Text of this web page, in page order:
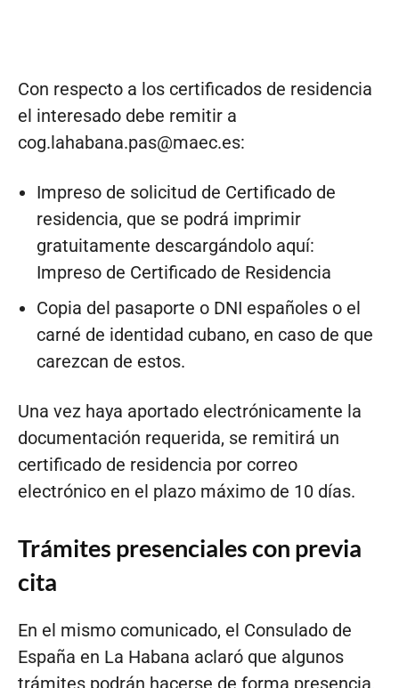
Con respecto a los certificados de residencia
el interesado debe remitir a
cog.lahabana.pas@maec.es:
Impreso de solicitud de Certificado de
residencia, que se podrá imprimir
gratuitamente descargándolo aquí:
Impreso de Certificado de Residencia
Copia del pasaporte o DNI españoles o el
carné de identidad cubano, en caso de que
carezcan de estos.
Una vez haya aportado electrónicamente la
documentación requerida, se remitirá un
certificado de residencia por correo
electrónico en el plazo máximo de 10 días.
Trámites presenciales con previa
cita
En el mismo comunicado, el Consulado de
España en La Habana aclaró que algunos
trámites podrán hacerse de forma presencia,